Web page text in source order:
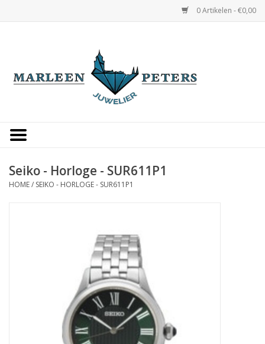
0 Artikelen - €0,00
Occasions
Merken
Cadeaukaarten
Seiko - Horloge - SUR611P1
HOME/ SEIKO - HORLOGE - SUR611P1